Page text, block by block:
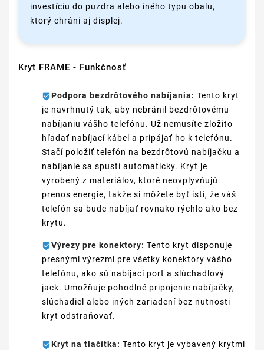
investíciu do puzdra alebo iného typu obalu,
ktorý chráni aj displej.
Kryt FRAME - Funkčnosť
Podpora bezdrôtového nabíjania: Tento kryt
je navrhnutý tak, aby nebránil bezdrôtovému
nabíjaniu vášho telefónu. Už nemusíte zložito
hľadať nabíjací kábel a pripájať ho k telefónu.
Stačí položiť telefón na bezdrôtovú nabíjačku a
nabíjanie sa spustí automaticky. Kryt je
vyrobený z materiálov, ktoré neovplyvňujú
prenos energie, takže si môžete byť istí, že váš
telefón sa bude nabíjať rovnako rýchlo ako bez
krytu.
Výrezy pre konektory: Tento kryt disponuje
presnými výrezmi pre všetky konektory vášho
telefónu, ako sú nabíjací port a slúchadlový
jack. Umožňuje pohodlné pripojenie nabíjačky,
slúchadiel alebo iných zariadení bez nutnosti
kryt odstraňovať.
Kryt na tlačítka: Tento kryt je vybavený krytmi